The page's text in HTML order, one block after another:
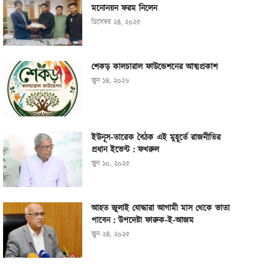
মনোনয়ন ফরম নিলেন
ডিসেম্বর ২৪, ২০২৫
শেকড় কালচারাল ফাউন্ডেশনের আত্মপ্রকাশ
জুন ১৪, ২০২৬
ইউনূস-তারেক বৈঠক এই মুহূর্তে রাজনীতির
প্রধান ইভেন্ট : ফখরুল
জুন ১০, ২০২৫
আহত জুলাই যোদ্ধারা আগামী মাস থেকে ভাতা
পাবেন : উপদেষ্টা ফারুক-ই-আজম
জুন ২৪, ২০২৫